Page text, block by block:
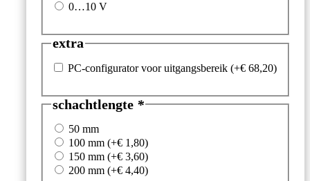
0…10 V
extra
PC-configurator voor uitgangsbereik (+€ 68,20)
schachtlengte *
50 mm
100 mm (+€ 1,80)
150 mm (+€ 3,60)
200 mm (+€ 4,40)